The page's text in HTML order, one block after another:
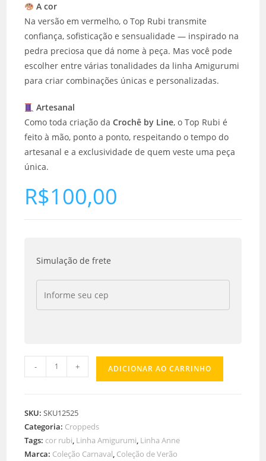
A cor
Na versão em vermelho, o Top Rubi transmite
confiança, sofisticação e sensualidade — inspirado na
pedra preciosa que dá nome à peça. Mas você pode
escolher entre várias tonalidades da linha Amigurumi
para criar combinações únicas e personalizadas.
Artesanal
Como toda criação daCrochê by Line, o Top Rubi é
feito à mão, ponto a ponto, respeitando o tempo do
artesanal e a exclusividade de quem veste uma peça
única.
R$100,00
Simulação de frete
- + ADICIONAR AO CARRINHO
SKU:SKU12525
Categoria: Croppeds
Tags: cor rubi, Linha Amigurumi, Linha Anne
Marca: Coleção Carnaval, Coleção de Verão